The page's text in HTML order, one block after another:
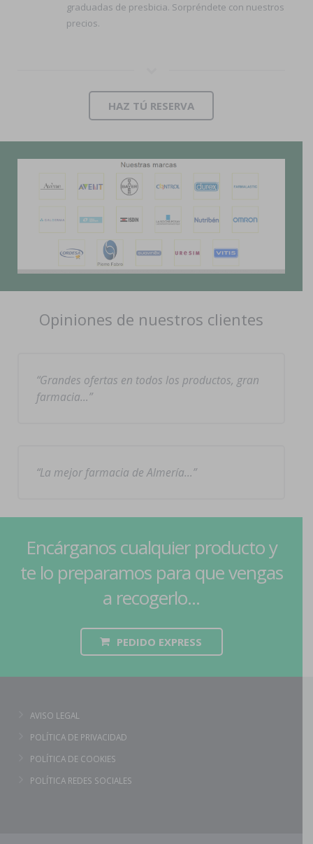
graduadas de presbicia. Sorpréndete con nuestros
precios.
HAZ TÚ RESERVA
Opiniones de nuestros clientes
Grandes ofertas en todos los productos, gran
farmacia…
La mejor farmacia de Almería…
Encárganos cualquier producto y
te lo preparamos para que vengas
a recogerlo...
PEDIDO EXPRESS
AVISO LEGAL
POLÍTICA DE PRIVACIDAD
POLÍTICA DE COOKIES
POLÍTICA REDES SOCIALES